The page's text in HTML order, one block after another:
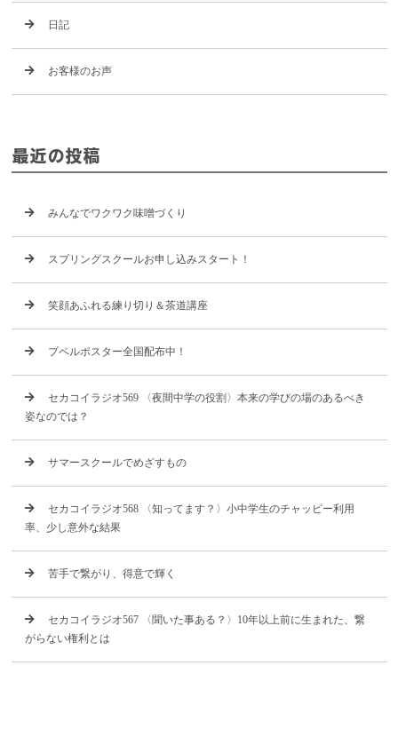
日記
お客様のお声
最近の投稿
みんなでワクワク味噌づくり
スプリングスクールお申し込みスタート！
笑顔あふれる練り切り＆茶道講座
プペルポスター全国配布中！
セカコイラジオ569 〈夜間中学の役割〉本来の学びの場のあるべき
姿なのでは？
サマースクールでめざすもの
セカコイラジオ568 〈知ってます？〉小中学生のチャッピー利用
率、少し意外な結果
苦手で繋がり、得意で輝く
セカコイラジオ567 〈聞いた事ある？〉10年以上前に生まれた、繋
がらない権利とは